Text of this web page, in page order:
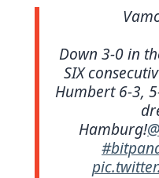
Down 3-0 in
SIX
Humbert 6-3,
Hamburg!